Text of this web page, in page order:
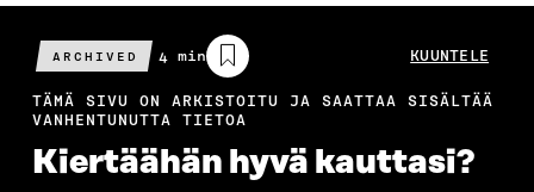
ARCHIVED
Arvioitu
lukuaika
4 min KUUNTELE
TÄMÄ SIVU ON ARKISTOITU JA SAATTAA SISÄLTÄÄ
VANHENTUNUTTA TIETOA
Kiertäähän hyvä kauttasi?